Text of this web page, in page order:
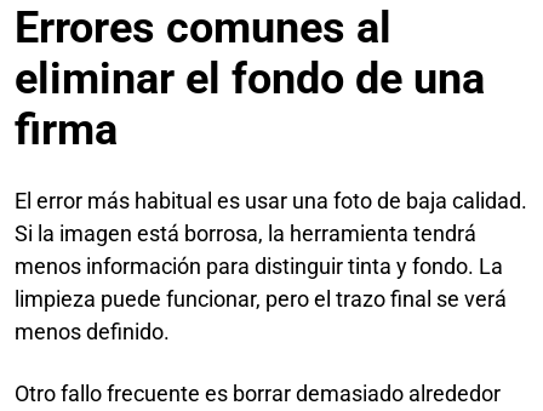
Errores comunes al
eliminar el fondo de una
firma
El error más habitual es usar una foto de baja calidad.
Si la imagen está borrosa, la herramienta tendrá
menos información para distinguir tinta y fondo. La
limpieza puede funcionar, pero el trazo final se verá
menos definido.
Otro fallo frecuente es borrar demasiado alrededor